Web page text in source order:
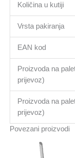
Količina u kutiji
Vrsta pakiranja
EAN kod
Proizvoda na
prijevoz)
Proizvoda na
prijevoz)
Povezani proizvodi